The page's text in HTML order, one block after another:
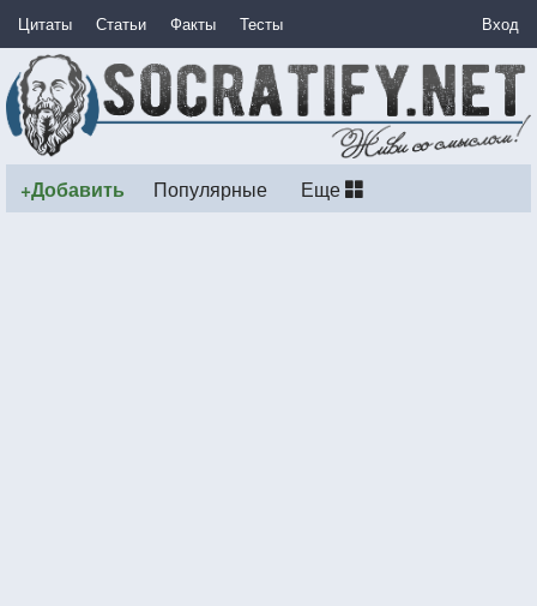
Цитаты Статьи Факты Тесты Вход
+Добавить Популярные Еще